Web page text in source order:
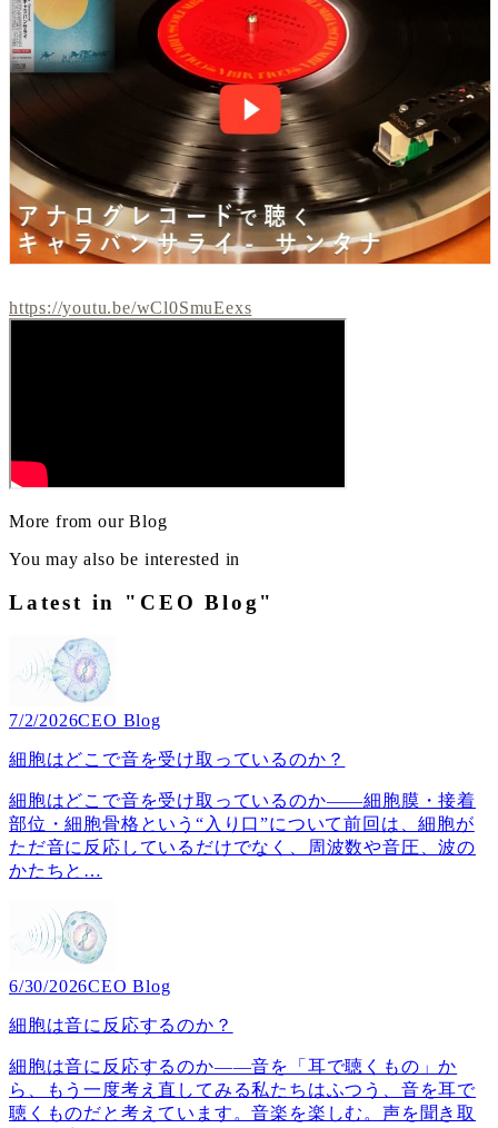
https://youtu.be/wCl0SmuEexs
More from our Blog
You may also be interested in
Latest in "CEO Blog"
7/2/2026CEO Blog
細胞はどこで音を受け取っているのか？
細胞はどこで音を受け取っているのか――細胞膜・接着
部位・細胞骨格という“入り口”について前回は、細胞が
ただ音に反応しているだけでなく、周波数や音圧、波の
かたちと …
6/30/2026CEO Blog
細胞は音に反応するのか？
細胞は音に反応するのか――音を「耳で聴くもの」か
ら、もう一度考え直してみる私たちはふつう、音を耳で
聴くものだと考えています。音楽を楽しむ。声を聞き取